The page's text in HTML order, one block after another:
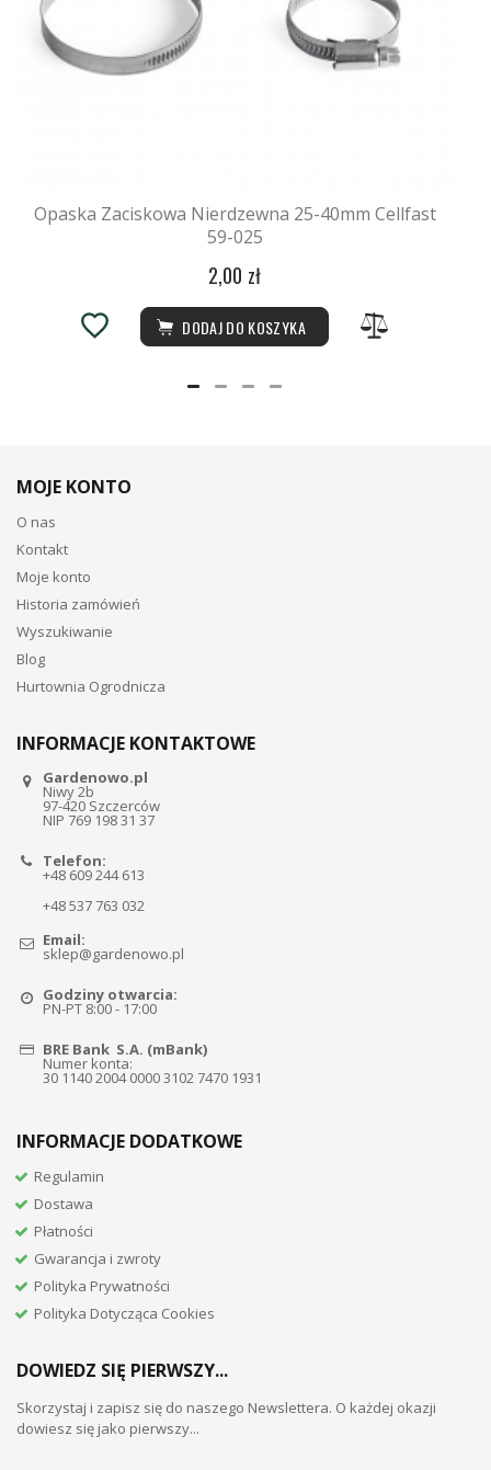
Opaska Zaciskowa Nierdzewna 25-40mm Cellfast
59-025
2,00 zł
DODAJ DO KOSZYKA
MOJE KONTO
O nas
Kontakt
Moje konto
Historia zamówień
Wyszukiwanie
Blog
Hurtownia Ogrodnicza
INFORMACJE KONTAKTOWE
Gardenowo.pl
Niwy 2b
97-420 Szczerców
NIP 769 198 31 37
Telefon:
+48 609 244 613
+48 537 763 032
Email:
sklep@gardenowo.pl
Godziny otwarcia:
PN-PT 8:00 - 17:00
BRE Bank S.A. (mBank)
Numer konta:
30 1140 2004 0000 3102 7470 1931
INFORMACJE DODATKOWE
Regulamin
Dostawa
Płatności
Gwarancja i zwroty
Polityka Prywatności
Polityka Dotycząca Cookies
DOWIEDZ SIĘ PIERWSZY...
Skorzystaj i zapisz się do naszego Newslettera. O każdej okazji
dowiesz się jako pierwszy...